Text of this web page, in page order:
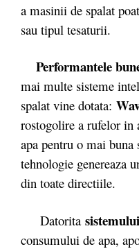
a masinii de spalat
sau tipul tesaturii.
Performantele
mai multe sisteme
spalat vine dotata:
rostogolire a rufelor in
apa pentru o mai buna
tehnologie genereaza
din toate directiile.
Datorita
consumului de apa,